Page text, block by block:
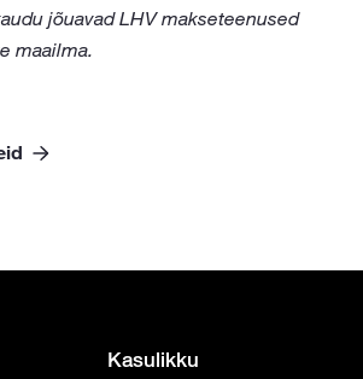
jõuavad LHV makseteenused
maailma.
Kasulikku